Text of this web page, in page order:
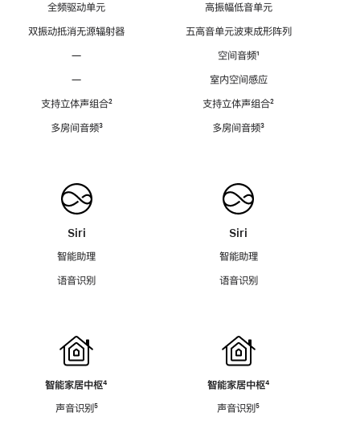
全频驱动单元
双振动抵消无源辐射器
—
—
支持立体声组合脚
²
多房间音频脚
³
Siri
智能助理
语音识别
智能家居中枢脚
⁴
声音识别脚
⁵
高振幅低音单元
五高音单元波束成形阵列
空间音频脚
¹
室内空间感应
支持立体声组合脚
²
多房间音频脚
³
Siri
智能助理
语音识别
智能家居中枢脚
⁴
声音识别脚
⁵